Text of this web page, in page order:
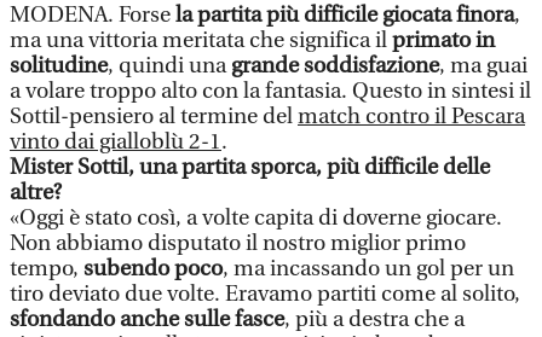
MODENA. Forsela partita più difficile giocata finora,
ma una vittoria meritata che significa ilprimato in
solitudine, quindi unagrande soddisfazione, ma guai
a volare troppo alto con la fantasia. Questo in sintesi il
Sottil-pensiero al termine delmatch contro il Pescara
vinto dai gialloblù 2-1.
Mister Sottil, una partita sporca, più difficile delle
altre?
«Oggi è stato così, a volte capita di doverne giocare.
Non abbiamo disputato il nostro miglior primo
tempo, subendo poco, ma incassando un gol per un
tiro deviato due volte. Eravamo partiti come al solito,
sfondando anche sulle fasce, più a destra che a